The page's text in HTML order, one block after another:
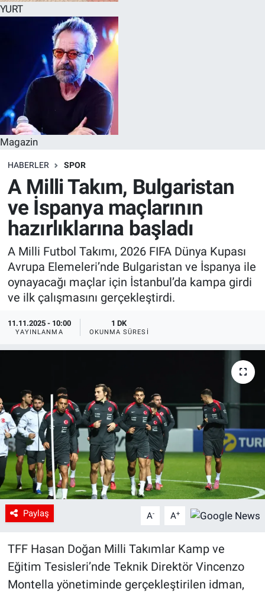
YURT
Magazin
HABERLER SPOR
A Milli Takım, Bulgaristan
ve İspanya maçlarının
hazırlıklarına başladı
A Milli Futbol Takımı, 2026 FIFA Dünya Kupası
Avrupa Elemeleri’nde Bulgaristan ve İspanya ile
oynayacağı maçlar için İstanbul’da kampa girdi
ve ilk çalışmasını gerçekleştirdi.
11.11.2025 - 10:00
YAYINLANMA
1 DK
OKUNMA SÜRESI
Paylaş A- A+
TFF Hasan Doğan Milli Takımlar Kamp ve
Eğitim Tesisleri’nde Teknik Direktör Vincenzo
Montella yönetiminde gerçekleştirilen idman,